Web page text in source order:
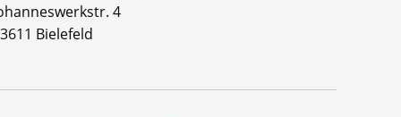
4
Bielefeld